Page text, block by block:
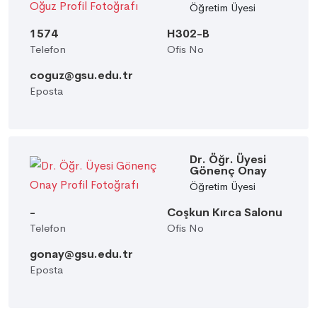
Öğretim Üyesi
1574
Telefon
H302-B
Ofis No
coguz@gsu.edu.tr
Eposta
Dr. Öğr. Üyesi
Gönenç Onay
Öğretim Üyesi
-
Telefon
Coşkun Kırca Salonu
Ofis No
gonay@gsu.edu.tr
Eposta